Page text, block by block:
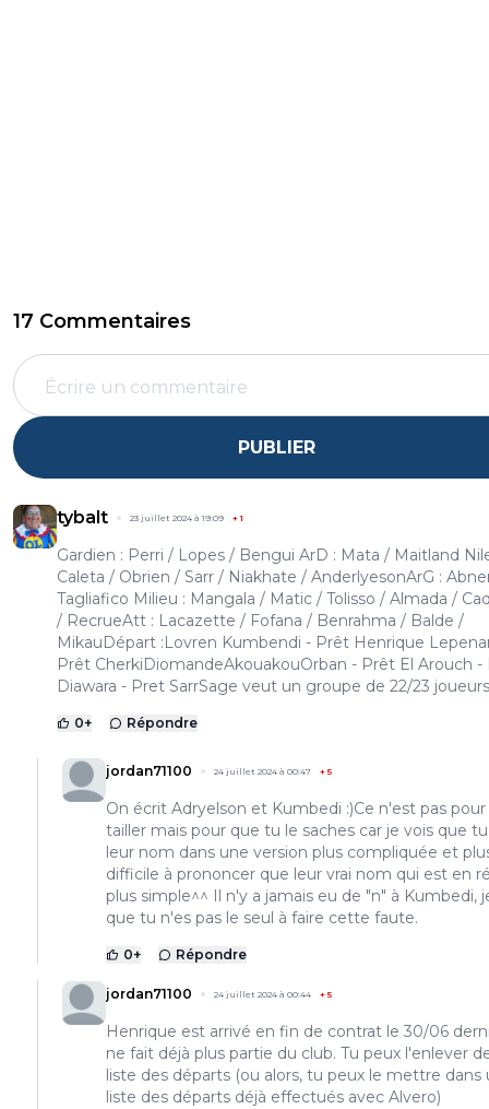
17 Commentaires
PUBLIER
tybalt 23 juillet 2024 à 19:09 +1
Gardien : Perri / Lopes / Bengui ArD : Mata / Maitland
Caleta / Obrien / Sarr / Niakhate / AnderlyesonArG :
Tagliafico Milieu : Mangala / Matic / Tolisso / Almada /
/ RecrueAtt : Lacazette / Fofana / Benrahma / Balde /
MikauDépart :Lovren Kumbendi - Prêt Henrique
Prêt CherkiDiomandeAkouakouOrban - Prêt El Arouch -
Diawara - Pret SarrSage veut un groupe de 22/23 joueurs
0+ Répondre
jordan71100 24 juillet 2024 à 00:47 +5
On écrit Adryelson et Kumbedi :)Ce n'est pas
tailler mais pour que tu le saches car je vois que
leur nom dans une version plus compliquée et
difficile à prononcer que leur vrai nom qui est en
plus simple^^ Il n'y a jamais eu de "n" à Kumbedi,
que tu n'es pas le seul à faire cette faute.
0+ Répondre
jordan71100 24 juillet 2024 à 00:44 +5
Henrique est arrivé en fin de contrat le 30/06
ne fait déjà plus partie du club. Tu peux l'enlever
liste des départs (ou alors, tu peux le mettre dans
liste des départs déjà effectués avec Alvero)